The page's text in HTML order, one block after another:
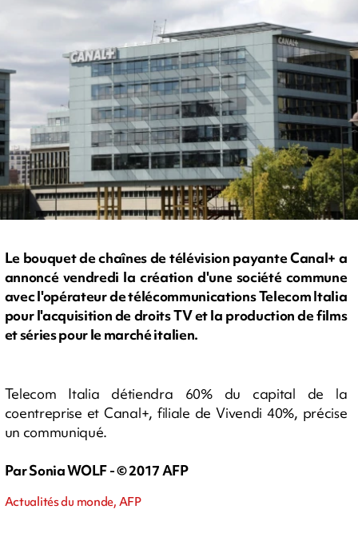
Le bouquet de chaînes de télévision payante Canal+ a
annoncé vendredi la création d'une société commune
avec l'opérateur de télécommunications Telecom Italia
pour l'acquisition de droits TV et la production de films
et séries pour le marché italien.
Telecom Italia détiendra 60% du capital de la
coentreprise et Canal+, filiale de Vivendi 40%, précise
un communiqué.
Par Sonia WOLF - © 2017 AFP
Actualités du monde, AFP